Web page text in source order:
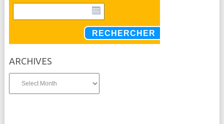
RECHERCHER
ARCHIVES